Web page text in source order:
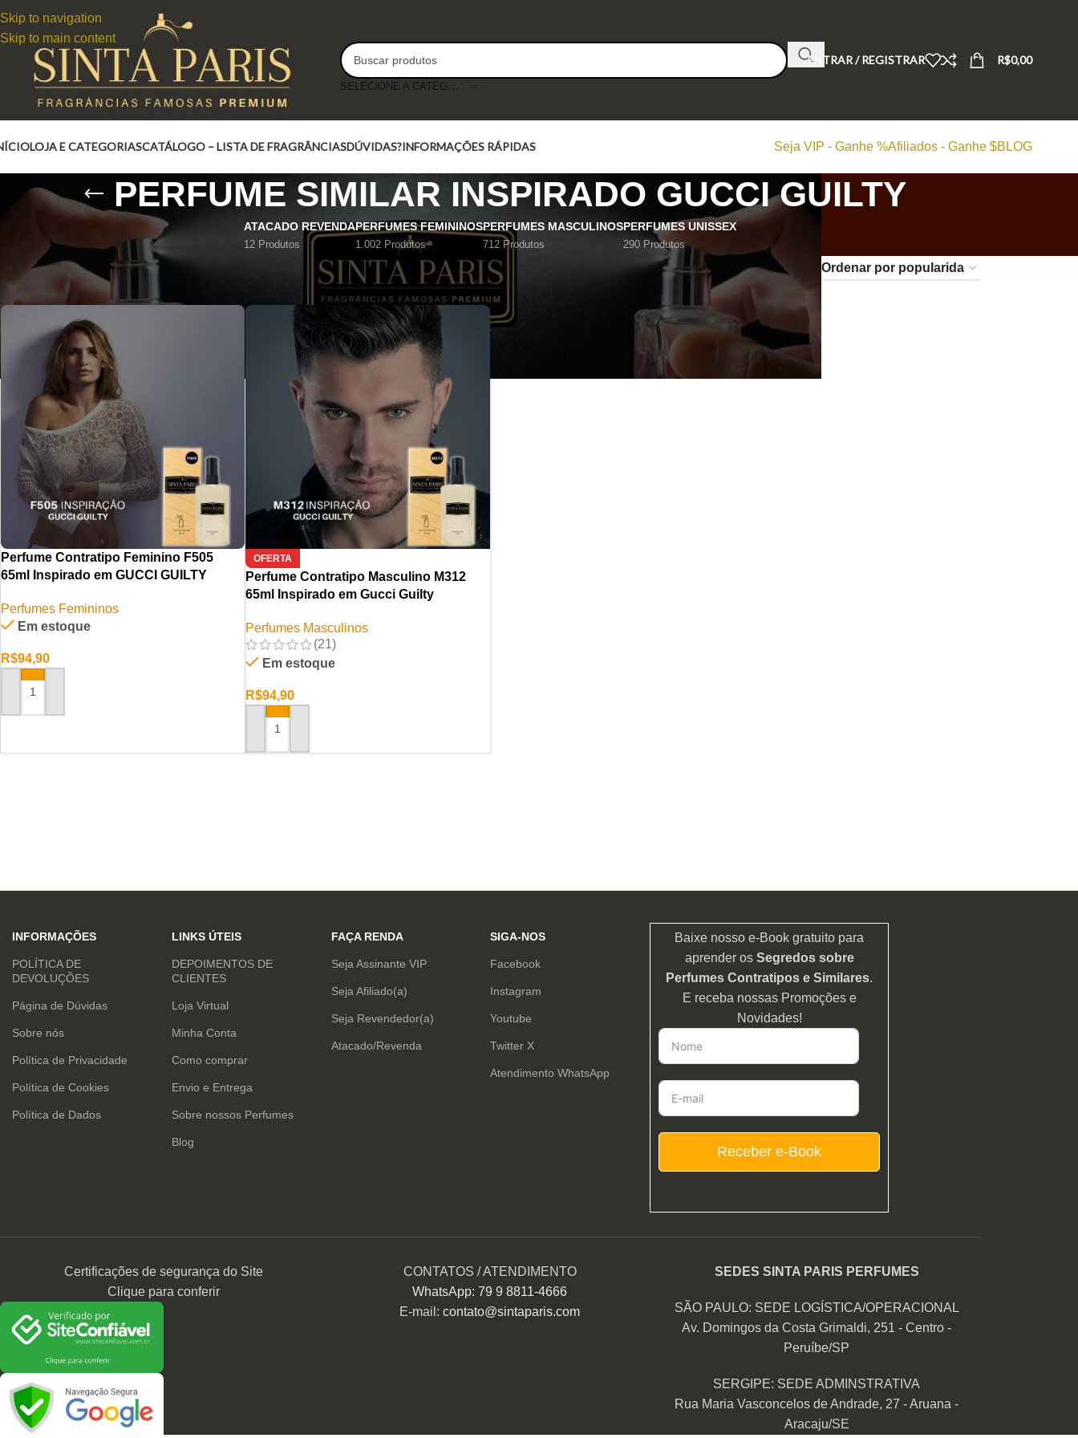
Skip to navigation
Skip to main content
SELECIONE A CATEGORIA
ENTRAR / REGISTRAR R$0,00
LOJA E CATEGORIASCATÁLOGO – LISTA DE FRAGRÂNCIASDÚVIDAS?INFORMAÇÕES RÁPIDAS Seja VIP - Ganhe %Afiliados - Ganhe $BLOG
PERFUME SIMILAR INSPIRADO GUCCI GUILTY
ATACADO REVENDA
12 Produtos
PERFUMES FEMININOS
1.002 Produtos
PERFUMES MASCULINOS
712 Produtos
PERFUMES UNISSEX
290 Produtos
PERFUME GUCCI GUILTY Mostrar 9 12 18 24
Perfume Contratipo Feminino F505
65ml Inspirado em GUCCI GUILTY
Perfumes Femininos
Em estoque
R$94,90
ADICIONAR AO CARRINHO
OFERTA
Perfume Contratipo Masculino M312
65ml Inspirado em Gucci Guilty
Perfumes Masculinos
(21)
Em estoque
R$94,90
ADICIONAR AO CARRINHO
INFORMAÇÕES
POLÍTICA DE
DEVOLUÇÕES
Página de Dúvidas
Sobre nós
Política de Privacidade
Política de Cookies
Política de Dados
LINKS ÚTEIS
DEPOIMENTOS DE
CLIENTES
Loja Virtual
Minha Conta
Como comprar
Envio e Entrega
Sobre nossos Perfumes
Blog
FAÇA RENDA
Seja Assinante VIP
Seja Afiliado(a)
Seja Revendedor(a)
Atacado/Revenda
SIGA-NOS
Facebook
Instagram
Youtube
Twitter X
Atendimento WhatsApp
Baixe nosso e-Book gratuito para
aprender os Segredos sobre
Perfumes Contratipos e Similares.
E receba nossas Promoções e
Novidades!
Receber e-Book
Certificações de segurança do Site
Clique para conferir
CONTATOS / ATENDIMENTO
WhatsApp: 79 9 8811-4666
E-mail:contato@sintaparis.com
SEDES SINTA PARIS PERFUMES
SÃO PAULO: SEDE LOGÍSTICA/OPERACIONAL
Av. Domingos da Costa Grimaldi, 251 - Centro -
Peruíbe/SP
SERGIPE: SEDE ADMINSTRATIVA
Rua Maria Vasconcelos de Andrade, 27 - Aruana -
Aracaju/SE